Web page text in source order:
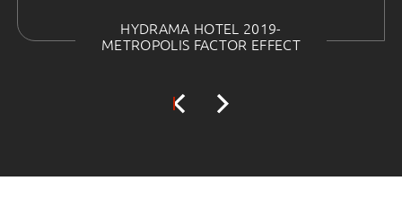
HYDRAMA HOTEL 2019-
METROPOLIS FACTOR EFFECT